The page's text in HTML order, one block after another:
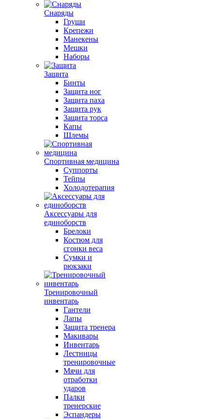
Снаряды
Груши
Крепежи
Манекены
Мешки
Наборы
Защита
Бинты
Защита ног
Защита паха
Защита рук
Защита торса
Капы
Шлемы
Спортивная медицина
Суппорты
Тейпы
Холодотерапия
Аксессуары для
единоборств
Брелоки
Костюм для
сгонки веса
Сумки и
рюкзаки
Тренировочный
инвентарь
Гантели
Лапы
Защита тренера
Макивары
Инвентарь
Лестницы
тренировочные
Мячи для
отработки
ударов
Палки
тренерские
Эспандеры